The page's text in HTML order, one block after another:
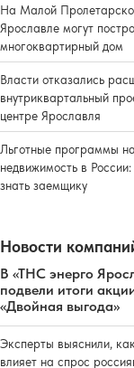
На Малой
Ярославле могут
многоквартирный дом
Власти отказались
внутриквартальный
центре Ярославля
Льготные программы на
недвижимость в
знать заемщику
Новости
В «ТНС энерго
подвели итоги
«Двойная выгода»
Эксперты выяснили,
влияет на спрос